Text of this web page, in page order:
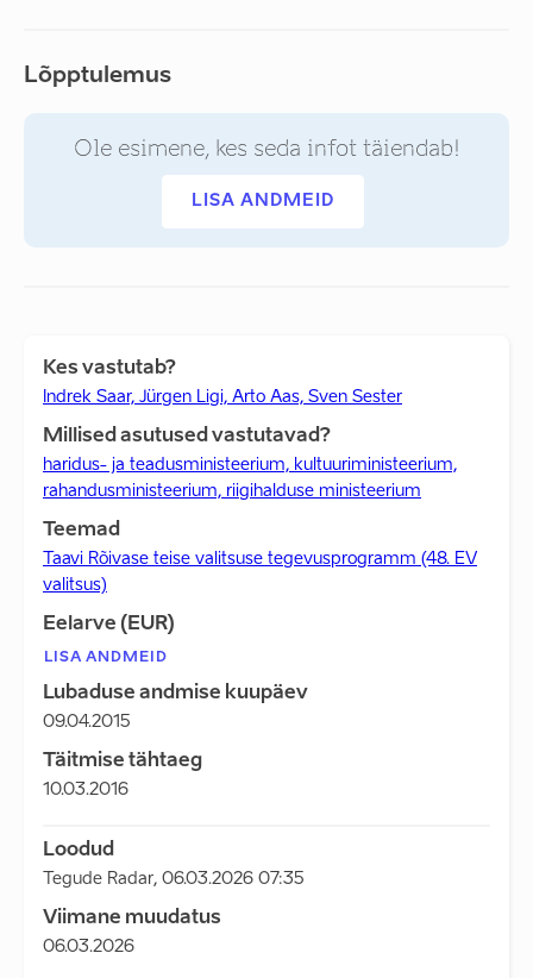
Lõpptulemus
Ole esimene, kes seda infot täiendab!
LISA ANDMEID
Kes vastutab?
Indrek Saar, Jürgen Ligi, Arto Aas, Sven Sester
Millised asutused vastutavad?
haridus- ja teadusministeerium, kultuuriministeerium,
rahandusministeerium, riigihalduse ministeerium
Teemad
Taavi Rõivase teise valitsuse tegevusprogramm (48. EV
valitsus)
Eelarve (EUR)
LISA ANDMEID
Lubaduse andmise kuupäev
09.04.2015
Täitmise tähtaeg
10.03.2016
Loodud
Tegude Radar, 06.03.2026 07:35
Viimane muudatus
06.03.2026